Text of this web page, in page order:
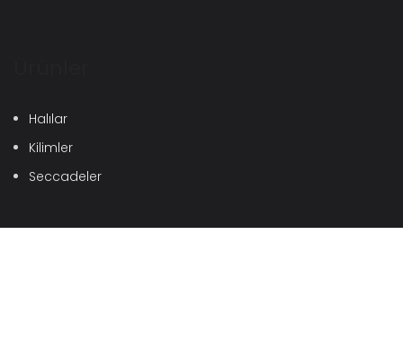
Halılar
Kilimler
Seccadeler